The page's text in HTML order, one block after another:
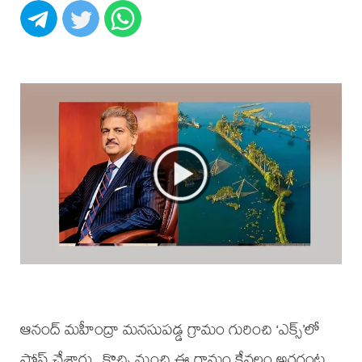
ఆనంద్‌ మహీంద్రా మనసుపడ్డ గ్రామం గురించి ‘ఎక్స్‌’లో